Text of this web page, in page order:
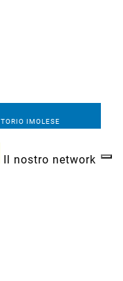
IMOLESE
Il nostro network